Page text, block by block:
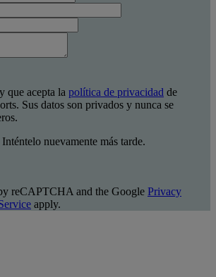
que acepta la política de privacidad de
Sus datos son privados y nunca se
nuevamente más tarde.
reCAPTCHA and the Google Privacy
apply.